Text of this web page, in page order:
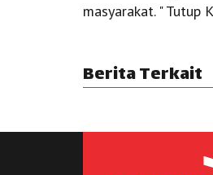
masyarakat. " Tutup
Berita Terkait